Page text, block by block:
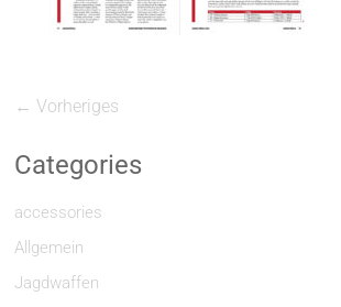
← Vorheriges
Categories
accessories
Allgemein
Jagdwaffen